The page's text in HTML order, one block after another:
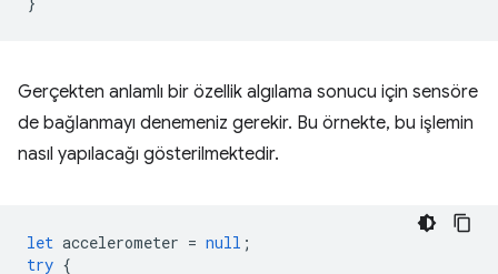
Gerçekten anlamlı bir özellik algılama sonucu için sensöre
de bağlanmayı denemeniz gerekir. Bu örnekte, bu işlemin
nasıl yapılacağı gösterilmektedir.
let accelerometer = null ;
try {